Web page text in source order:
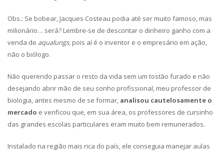
Obs.: Se bobear, Jacques Costeau podia até ser muito famoso, mas
milionário… será? Lembre-se de descontar o dinheiro ganho com a
venda de aqualungs, pois aí é o inventor e o empresário em ação,
não o biólogo.
Não querendo passar o resto da vida sem um tostão furado e não
desejando abrir mão de seu sonho profissional, meu professor de
biologia, antes mesmo de se formar, analisou cautelosamente o
mercado e verificou que, em sua área, os professores de cursinho
das grandes escolas particulares eram muito bem remunerados.
Instalado na região mais rica do país, ele conseguia manejar aulas